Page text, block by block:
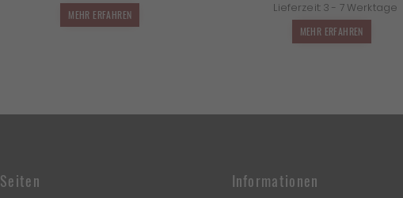
MEHR ERFAHREN
war:
2.549,00 €
Lieferzeit: 3 - 7 Werktage
MEHR ERFAHREN
Seiten Informationen